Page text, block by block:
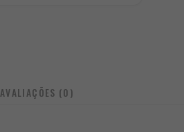
AVALIAÇÕES (0)